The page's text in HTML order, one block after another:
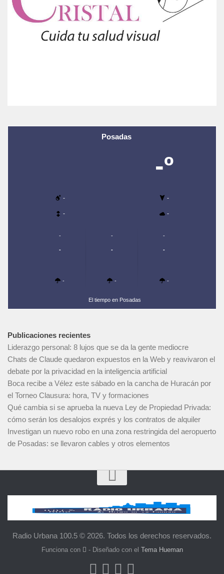
Posadas
-º
- -
- -
-
-
-
-
-
-
-
-
-
El tiempo en Posadas
Publicaciones recientes
Liderazgo personal: 8 lujos que se da la gente mediocre
Chats de Claude quedaron expuestos en la Web y reavivaron el
debate por la privacidad en la inteligencia artificial
Boca recibe a Vélez este sábado en la cancha de Huracán por
el Torneo Clausura: hora, TV y formaciones
Qué cambia si se aprueba la nueva Ley de Propiedad Privada:
cómo serán los desalojos exprés y los contratos de alquiler
Investigan un nuevo robo en una zona restringida del aeropuerto
de Posadas: se llevaron cables y otros elementos
Radio Urbana 100.5 © 2026. Todos los derechos reservados.
Funciona con - Diseñado con el Tema Hueman